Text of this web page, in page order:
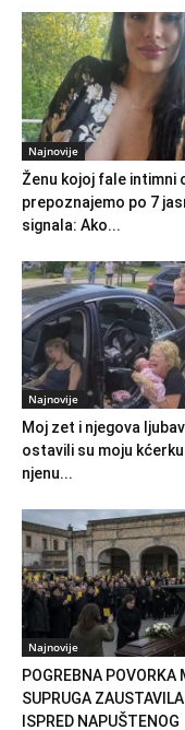
Najnovije
Ženu kojoj fale intimni
prepoznajemo po 7
signala: Ako...
Najnovije
Moj zet i njegova
ostavili su moju
njenu...
Najnovije
POGREBNA POVORKA
SUPRUGA
ISPRED NAPUŠTENOG